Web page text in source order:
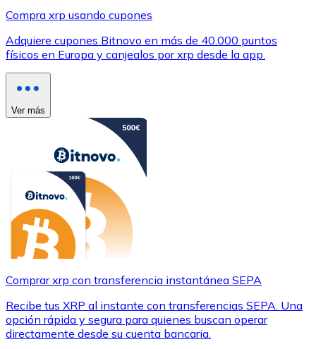
Compra xrp usando cupones
Adquiere cupones Bitnovo en más de 40.000 puntos
físicos en Europa y canjealos por xrp desde la app.
Ver más
Comprar xrp con transferencia instantánea SEPA
Recibe tus XRP al instante con transferencias SEPA. Una
opción rápida y segura para quienes buscan operar
directamente desde su cuenta bancaria.